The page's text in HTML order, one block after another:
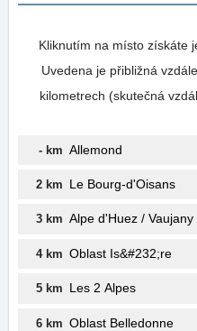
Kliknutím na místo získáte
Uvedena je přibližná
kilometrech (skutečná
- km Allemond
2 km Le Bourg-d'Oisans
3 km Alpe d'Huez / Vaujany
4 km Oblast Is&#232;re
5 km Les 2 Alpes
6 km Oblast Belledonne